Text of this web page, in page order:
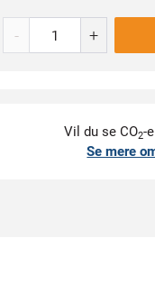
- +
Vil du se CO2-
Se mere